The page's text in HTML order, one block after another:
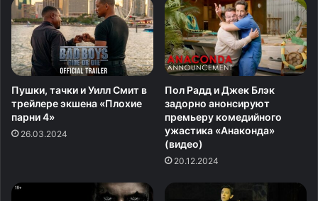
Пушки, тачки и Уилл Смит в
трейлере экшена «Плохие
парни 4»
26.03.2024
Пол Радд и Джек Блэк
задорно анонсируют
премьеру комедийного
ужастика «Анаконда»
(видео)
20.12.2024